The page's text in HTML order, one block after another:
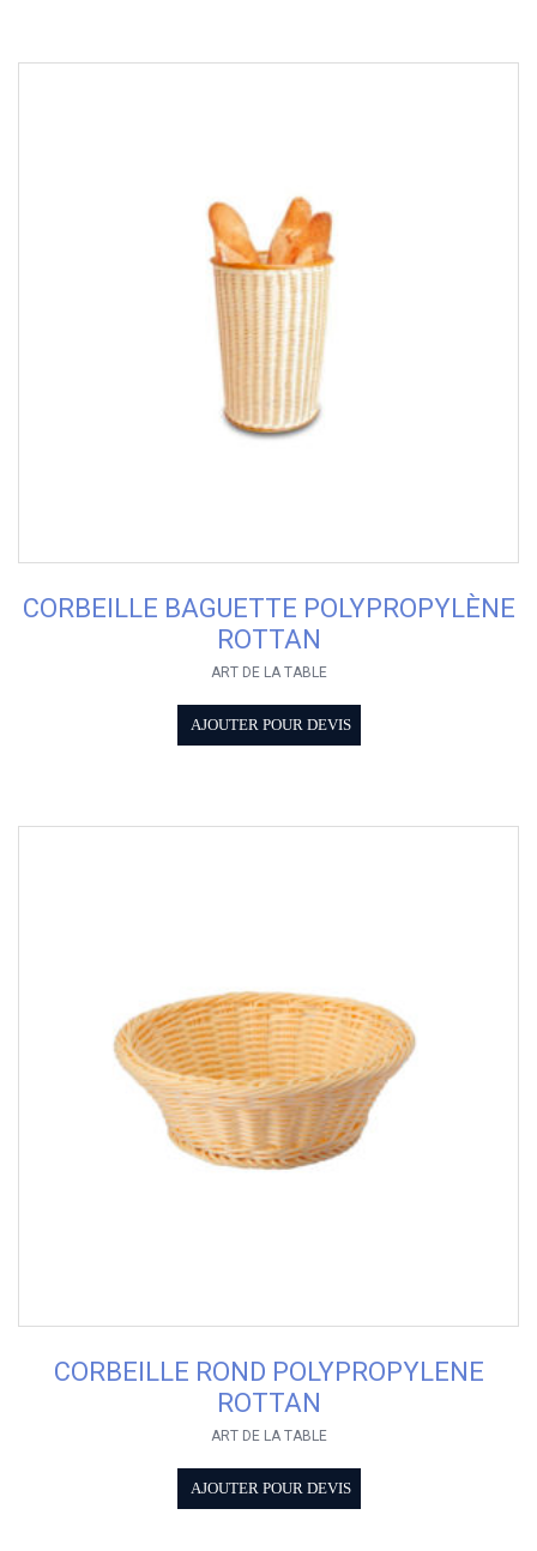
CORBEILLE BAGUETTE POLYPROPYLÈNE
ROTTAN
ART DE LA TABLE
AJOUTER POUR DEVIS
CORBEILLE ROND POLYPROPYLENE
ROTTAN
ART DE LA TABLE
AJOUTER POUR DEVIS